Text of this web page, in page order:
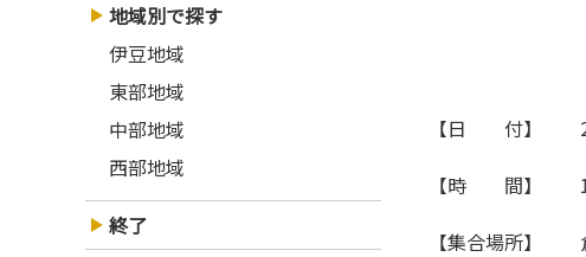
【日 付】
【時 間】
【集合場所
地域別で探す
伊豆地域
東部地域
中部地域
西部地域
終了